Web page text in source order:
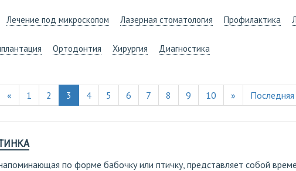
Лечение под микроскопом Лазерная стоматология Профилактика
Ортодонтия Хирургия Диагностика
« 1 2 3 4 5 6 7 8 9 10 » Последняя
по форме бабочку или птичку, представляет собой